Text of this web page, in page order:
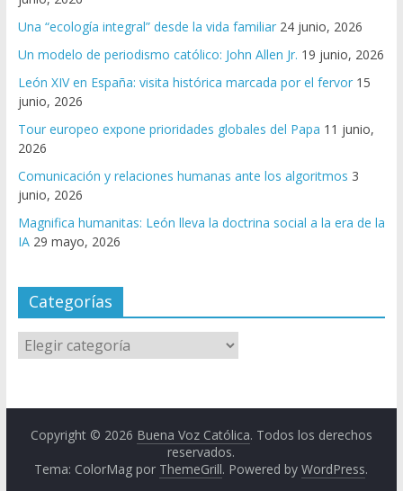
Una “ecología integral” desde la vida familiar 24 junio, 2026
Un modelo de periodismo católico: John Allen Jr. 19 junio, 2026
León XIV en España: visita histórica marcada por el fervor 15
junio, 2026
Tour europeo expone prioridades globales del Papa 11 junio,
2026
Comunicación y relaciones humanas ante los algoritmos 3
junio, 2026
Magnifica humanitas: León lleva la doctrina social a la era de la
IA 29 mayo, 2026
Categorías
Copyright © 2026 Buena Voz Católica. Todos los derechos
reservados.
Tema: ColorMag por ThemeGrill. Powered byWordPress.